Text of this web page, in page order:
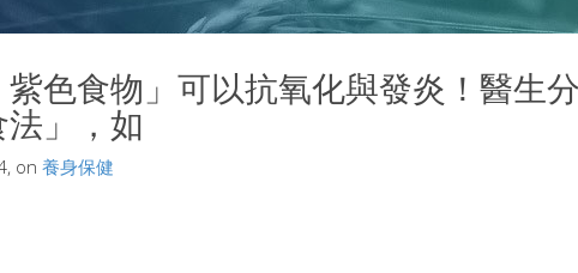
紫色食物」可以抗氧化與發炎！醫生
」，如
on 養身保健